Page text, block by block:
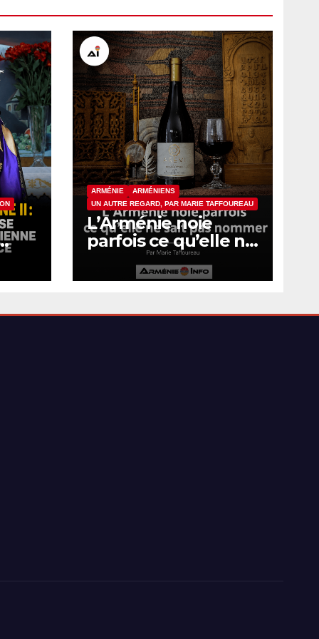
ARMÉNIE
ARMÉNIENS
UN AUTRE REGARD, PAR MARIE TAFFOUREAU
L’Arménie noie
parfois ce qu’elle ne
sait pas nommer